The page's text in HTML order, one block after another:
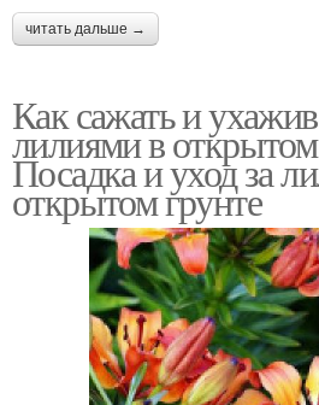
читать дальше →
Как сажать и
лилиями в
Посадка и уход за
открытом грунте